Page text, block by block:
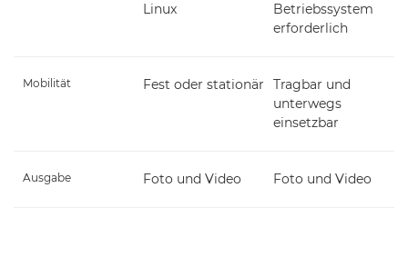
Linux
Betriebssystem
erforderlich
Mobilität Fest oder stationär
Tragbar und
unterwegs
einsetzbar
Ausgabe Foto und Video Foto und Video